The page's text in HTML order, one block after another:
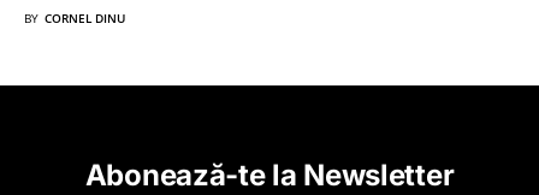
BY CORNEL DINU
Abonează-te la Newsletter